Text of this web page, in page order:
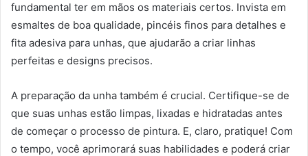
fundamental ter em mãos os materiais certos. Invista em
esmaltes de boa qualidade, pincéis finos para detalhes e
fita adesiva para unhas, que ajudarão a criar linhas
perfeitas e designs precisos.
A preparação da unha também é crucial. Certifique-se de
que suas unhas estão limpas, lixadas e hidratadas antes
de começar o processo de pintura. E, claro, pratique! Com
o tempo, você aprimorará suas habilidades e poderá criar